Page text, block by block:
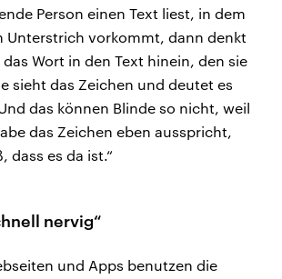
Person einen Text liest, in dem
Unterstrich vorkommt, dann denkt
Wort in den Text hinein, den sie
sieht das Zeichen und deutet es
das können Blinde so nicht, weil
das Zeichen eben ausspricht,
dass es da ist.“
nervig“
und Apps benutzen die